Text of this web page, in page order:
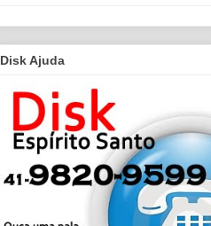
Disk Ajuda